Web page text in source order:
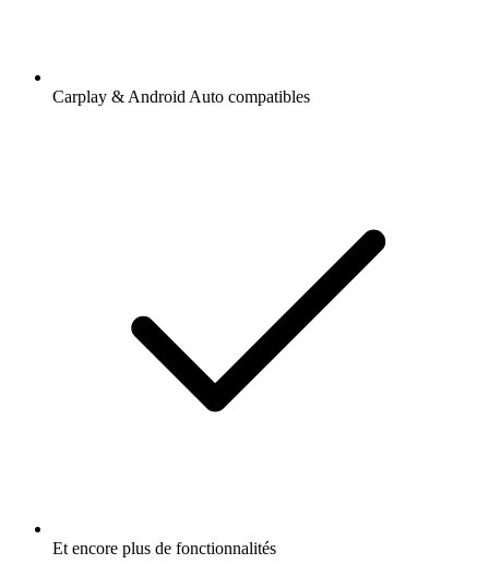
Carplay & Android Auto compatibles
Et encore plus de fonctionnalités